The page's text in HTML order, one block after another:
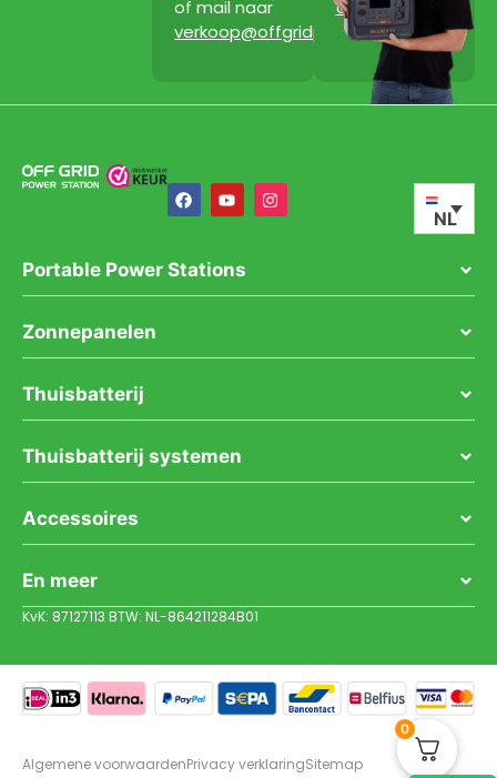
of mail naar
verkoop@offgridpowerstation.com
afspraak!
NL
Portable Power Stations
Zonnepanelen
Thuisbatterij
Thuisbatterij systemen
Accessoires
En meer
KvK: 87127113 BTW: NL-864211284B01
Algemene voorwaardenPrivacy verklaringSitemap
0